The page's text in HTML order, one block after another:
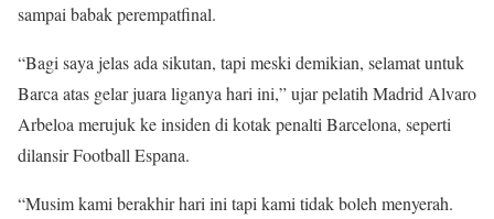
sampai babak perempatfinal.
“Bagi saya jelas ada sikutan, tapi meski demikian, selamat untuk
Barca atas gelar juara liganya hari ini,” ujar pelatih Madrid Alvaro
Arbeloa merujuk ke insiden di kotak penalti Barcelona, seperti
dilansir Football Espana.
“Musim kami berakhir hari ini tapi kami tidak boleh menyerah.